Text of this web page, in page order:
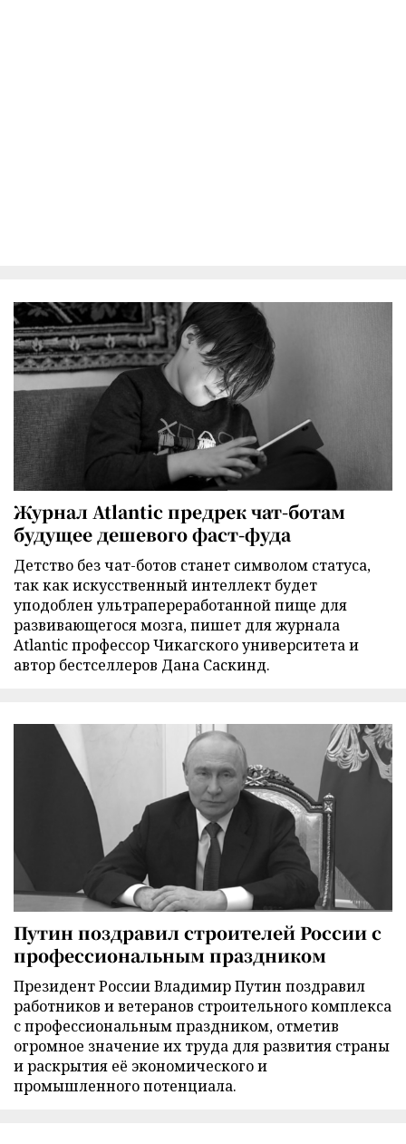
Журнал Atlantic предрек чат-ботам
будущее дешевого фаст-фуда
Детство без чат-ботов станет символом статуса,
так как искусственный интеллект будет
уподоблен ультрапереработанной пище для
развивающегося мозга, пишет для журнала
Atlantic профессор Чикагского университета и
автор бестселлеров Дана Саскинд.
Путин поздравил строителей России с
профессиональным праздником
Президент России Владимир Путин поздравил
работников и ветеранов строительного комплекса
с профессиональным праздником, отметив
огромное значение их труда для развития страны
и раскрытия её экономического и
промышленного потенциала.